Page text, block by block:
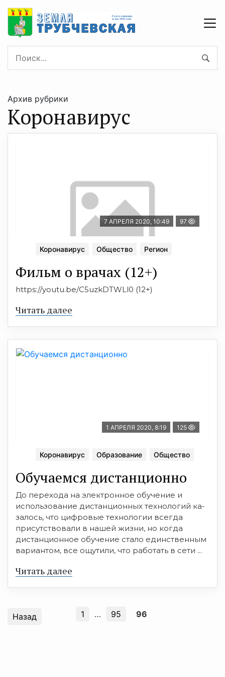
Архив рубрики
Коронавирус
7 АПРЕЛЯ 2020, 10:49 97
Коронавирус Общество Регион
Фильм о врачах (12+)
https://youtu.be/C5uzkDTWLl0 (12+)
Читать далее
1 АПРЕЛЯ 2020, 8:19 125
Коронавирус Образование Общество
Обучаемся дистанционно
До перехода на электронное обучение и
использование дистанционных технологий ка­
залось, что цифровые технологии всегда
присутствовали в нашей жизни, но когда
дистанционное обучение стало единственным
вариантом, все ощутили, что работать в сети ...
Читать далее
Назад 1 … 95 96